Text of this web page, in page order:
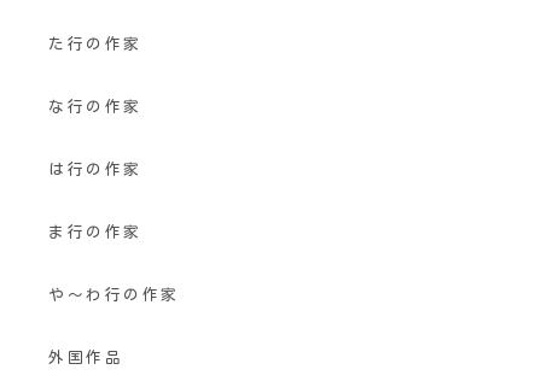
た行の作家
な行の作家
は行の作家
ま行の作家
や〜わ行の作家
外国作品